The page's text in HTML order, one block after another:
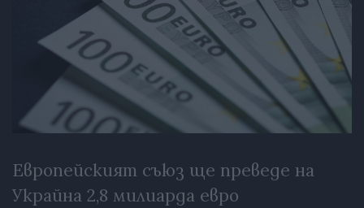
Европейският съюз ще преведе на
Украйна 2,8 милиарда евро